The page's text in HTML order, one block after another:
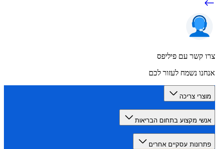
עם פיליפס
נשמח לעזור לכם
צריכה
מקצוע בתחום הבריאות
עסקיים אחרים